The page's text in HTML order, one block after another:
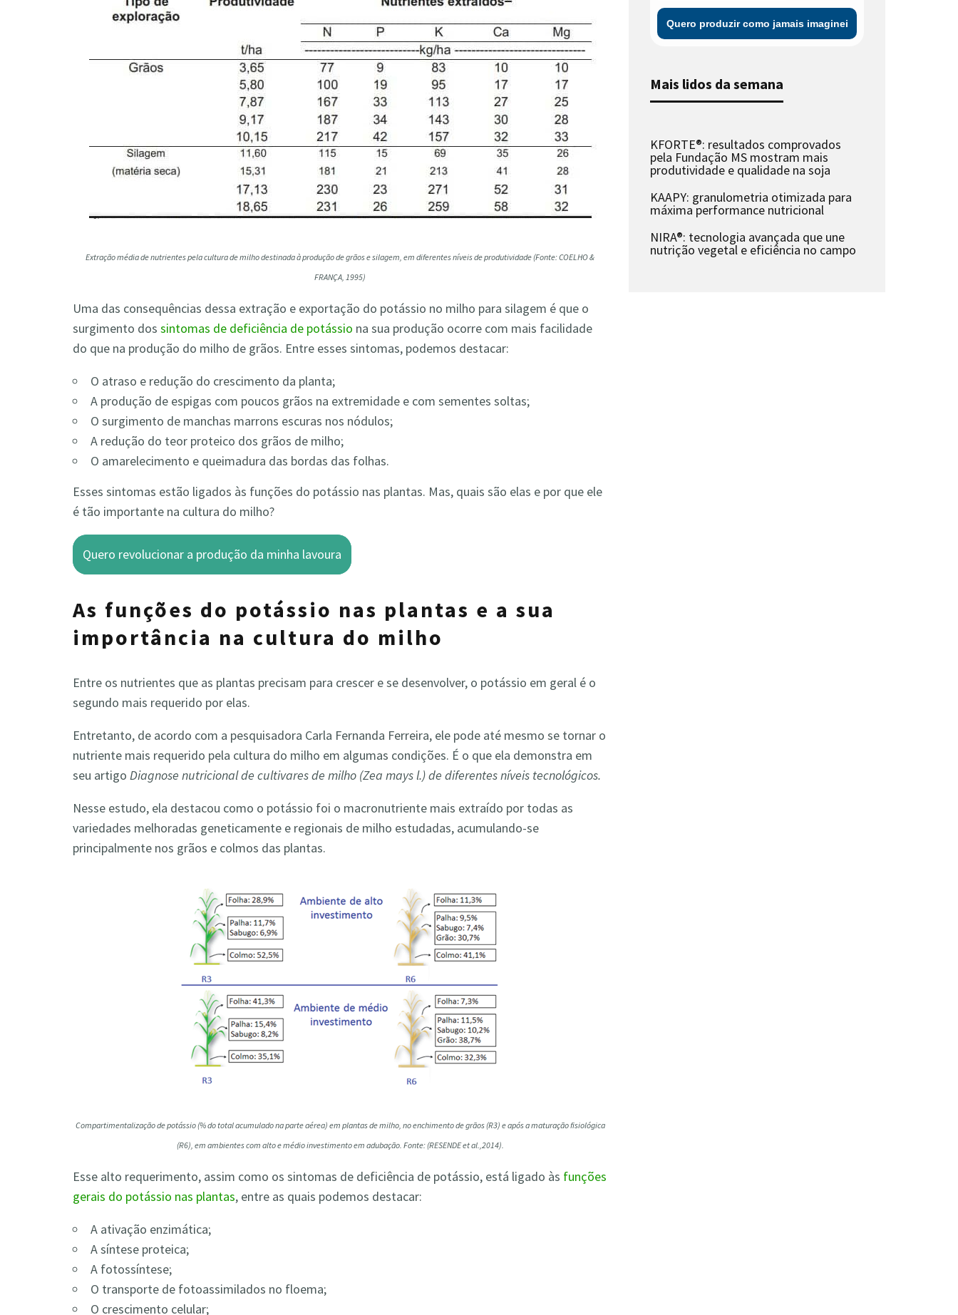
Extração média de nutrientes pela cultura de milho destinada à produção de grãos e silagem, em diferentes níveis de produtividade (Fonte: COELHO &
FRANÇA, 1995)
Uma das consequências dessa extração e exportação do potássio no milho para silagem é que o
surgimento dos sintomas de deficiência de potássio na sua produção ocorre com mais facilidade
do que na produção do milho de grãos. Entre esses sintomas, podemos destacar:
O atraso e redução do crescimento da planta;
A produção de espigas com poucos grãos na extremidade e com sementes soltas;
O surgimento de manchas marrons escuras nos nódulos;
A redução do teor proteico dos grãos de milho;
O amarelecimento e queimadura das bordas das folhas.
Esses sintomas estão ligados às funções do potássio nas plantas. Mas, quais são elas e por que ele
é tão importante na cultura do milho?
Quero revolucionar a produção da minha lavoura
As funções do potássio nas plantas e a sua
importância na cultura do milho
Entre os nutrientes que as plantas precisam para crescer e se desenvolver, o potássio em geral é o
segundo mais requerido por elas.
Entretanto, de acordo com a pesquisadora Carla Fernanda Ferreira, ele pode até mesmo se tornar o
nutriente mais requerido pela cultura do milho em algumas condições. É o que ela demonstra em
seu artigo Diagnose nutricional de cultivares de milho (Zea mays l.) de diferentes níveis tecnológicos.
Nesse estudo, ela destacou como o potássio foi o macronutriente mais extraído por todas as
variedades melhoradas geneticamente e regionais de milho estudadas, acumulando-se
principalmente nos grãos e colmos das plantas.
Compartimentalização de potássio (% do total acumulado na parte aérea) em plantas de milho, no enchimento de grãos (R3) e após a maturação fisiológica
(R6), em ambientes com alto e médio investimento em adubação. Fonte: (RESENDE et al.,2014).
Esse alto requerimento, assim como os sintomas de deficiência de potássio, está ligado às funções
gerais do potássio nas plantas, entre as quais podemos destacar:
A ativação enzimática;
A síntese proteica;
A fotossíntese;
O transporte de fotoassimilados no floema;
O crescimento celular;
Mais lidos da semana
KFORTE®: resultados comprovados
pela Fundação MS mostram mais
produtividade e qualidade na soja
KAAPY: granulometria otimizada para
máxima performance nutricional
NIRA®: tecnologia avançada que une
nutrição vegetal e eficiência no campo